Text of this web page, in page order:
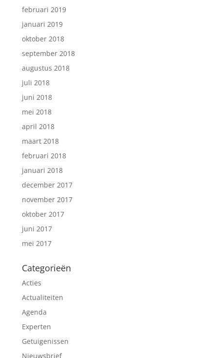
februari 2019
januari 2019
oktober 2018
september 2018
augustus 2018
juli 2018
juni 2018
mei 2018
april 2018
maart 2018
februari 2018
januari 2018
december 2017
november 2017
oktober 2017
juni 2017
mei 2017
Categorieën
Acties
Actualiteiten
Agenda
Experten
Getuigenissen
Nieuwsbrief